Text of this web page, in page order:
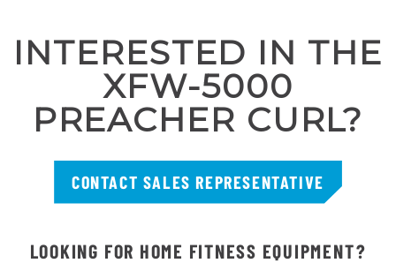
INTERESTED IN THE
XFW-5000
PREACHER CURL?
CONTACT SALES REPRESENTATIVE
LOOKING FOR HOME FITNESS EQUIPMENT?